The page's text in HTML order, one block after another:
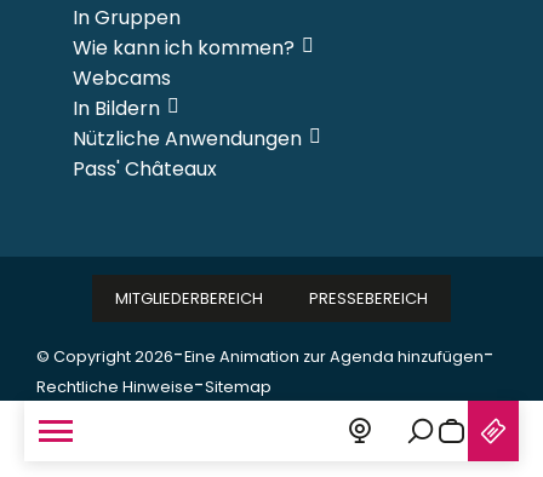
Suche
In Gruppen
Wie kann ich kommen?
Webcams
In Bildern
Nützliche Anwendungen
Pass' Châteaux
© Copyright 2026-Eine Animation zur Agenda hinzufügen-
Rechtliche Hinweise-Sitemap
MITGLIEDERBEREICH PRESSEBEREICH